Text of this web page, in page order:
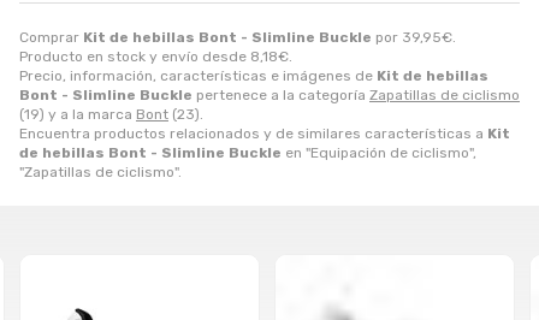
Comprar Kit de hebillas Bont - Slimline Buckle por 39,95€.
Producto en stock y envío desde 8,18€.
Precio, información, características e imágenes de Kit de hebillas
Bont - Slimline Buckle pertenece a la categoría Zapatillas de ciclismo
(19) y a la marca Bont (23).
Encuentra productos relacionados y de similares características a Kit
de hebillas Bont - Slimline Buckle en "Equipación de ciclismo",
"Zapatillas de ciclismo".